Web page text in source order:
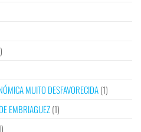
MUITO DESFAVORECIDA(1)
EMBRIAGUEZ(1)